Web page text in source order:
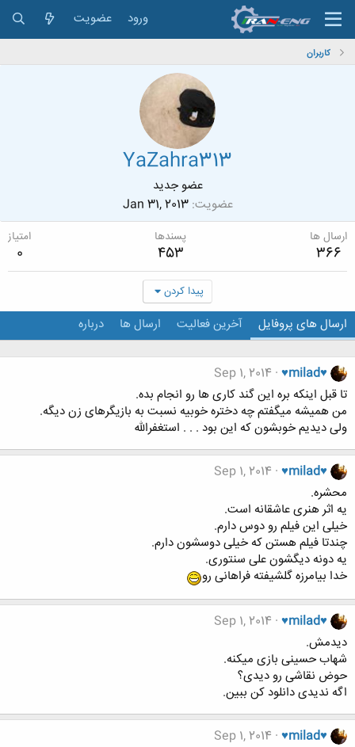
ورود عضویت
کاربران
YaZahra313
عضو جدید
عضویت Jan 31, 2013
ارسال ها
366
پسندها
453
امتیاز
0
پیدا کردن
ارسال های پروفایل آخرین فعالیت ارسال ها درباره
♥milad♥
Sep 1, 2014
تا قبل اینکه بره این گند کاری ها رو انجام بده.
من همیشه میگفتم چه دختره خوبیه نسبت به بازیگرهای زن دیگه.
ولی دیدیم خوبشون که این بود . . . استغفرالله
♥milad♥
Sep 1, 2014
محشره.
یه اثر هنری عاشقانه است.
خیلی این فیلم رو دوس دارم.
چندتا فیلم هستن که خیلی دوسشون دارم.
یه دونه دیگشون علی سنتوری.
خدا بیامرزه گلشیفته فراهانی رو
♥milad♥
Sep 1, 2014
دیدمش.
شهاب حسینی بازی میکنه.
حوض نقاشی رو دیدی؟
اگه ندیدی دانلود کن ببین.
♥milad♥
Sep 1, 2014